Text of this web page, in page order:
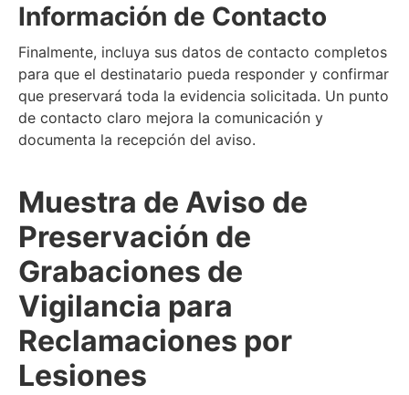
Información de Contacto
Finalmente, incluya sus datos de contacto completos
para que el destinatario pueda responder y confirmar
que preservará toda la evidencia solicitada. Un punto
de contacto claro mejora la comunicación y
documenta la recepción del aviso.
Muestra de Aviso de
Preservación de
Grabaciones de
Vigilancia para
Reclamaciones por
Lesiones